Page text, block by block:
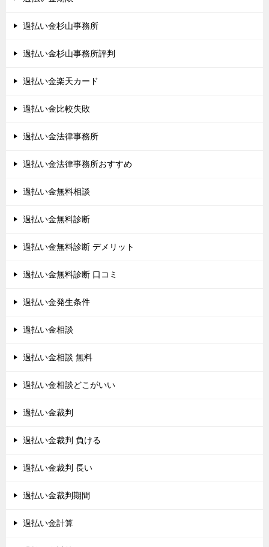
過払い金杉山事務所
過払い金杉山事務所評判
過払い金楽天カード
過払い金比較失敗
過払い金法律事務所
過払い金法律事務所おすすめ
過払い金無料相談
過払い金無料診断
過払い金無料診断 デメリット
過払い金無料診断 口コミ
過払い金発生条件
過払い金相談
過払い金相談 無料
過払い金相談どこがいい
過払い金裁判
過払い金裁判 負ける
過払い金裁判 長い
過払い金裁判期間
過払い金計算